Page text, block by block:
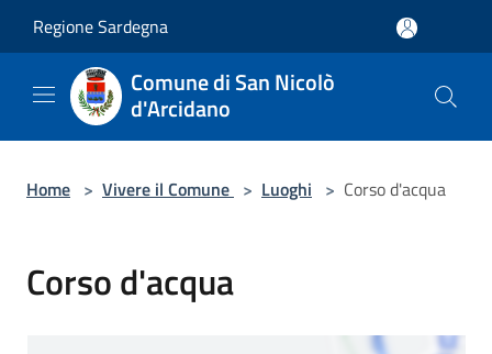
Regione Sardegna
Comune di San Nicolò
d'Arcidano
Home > Vivere il Comune > Luoghi > Corso d'acqua
Corso d'acqua